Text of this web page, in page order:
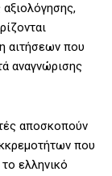
αξιολόγησης,
αιτήσεων που
αναγνώρισης
αποσκοπούν
που
ελληνικό